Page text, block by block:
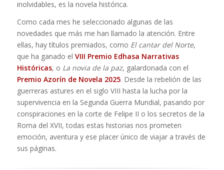
inolvidables, es la novela histórica.
Como cada mes he seleccionado algunas de las
novedades que más me han llamado la atención. Entre
ellas, hay títulos premiados, como El cantar del Norte,
que ha ganado el VIII Premio Edhasa Narrativas
Históricas, o La novia de la paz, galardonada con el
Premio Azorín de Novela 2025. Desde la rebelión de las
guerreras astures en el siglo VIII hasta la lucha por la
supervivencia en la Segunda Guerra Mundial, pasando por
conspiraciones en la corte de Felipe II o los secretos de la
Roma del XVII, todas estas historias nos prometen
emoción, aventura y ese placer único de viajar a través de
sus páginas.